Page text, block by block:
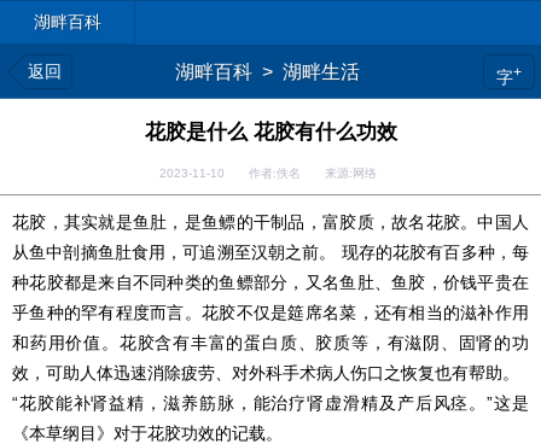
湖畔百科
返回 湖畔百科 > 湖畔生活 字+
花胶是什么 花胶有什么功效
2023-11-10 作者:佚名 来源:网络
花胶，其实就是鱼肚，是鱼鳔的干制品，富胶质，故名花胶。中国人
从鱼中剖摘鱼肚食用，可追溯至汉朝之前。 现存的花胶有百多种，每
种花胶都是来自不同种类的鱼鳔部分，又名鱼肚、鱼胶，价钱平贵在
乎鱼种的罕有程度而言。花胶不仅是筵席名菜，还有相当的滋补作用
和药用价值。花胶含有丰富的蛋白质、胶质等，有滋阴、固肾的功
效，可助人体迅速消除疲劳、对外科手术病人伤口之恢复也有帮助。
“花胶能补肾益精，滋养筋脉，能治疗肾虚滑精及产后风痉。”这是
《本草纲目》对于花胶功效的记载。